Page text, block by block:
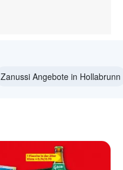
Zanussi Angebote in Hollabrunn